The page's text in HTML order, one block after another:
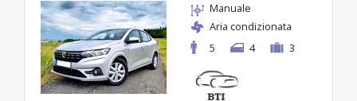
Manuale
Aria condizionata
5
4 3